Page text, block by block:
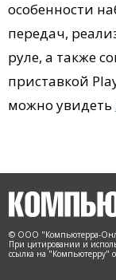
особенности
передач,
руле, а также
приставкой
можно увидеть
© ООО "Компьютерра-
При цитировании и
ссылка на "Компьютерру"